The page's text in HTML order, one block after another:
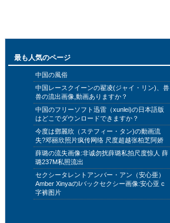
最も人気のページ
中国の風俗
中国レースクイーンの翟凌(ジャイ・リン)、兽
兽の流出画像,動画ありますか？
中国のフリーソフト迅雷（xunlei)の日本語版
はどこでダウンロードできますか？
今度は鄧麗欣（ステフィー・タン)の動画流
失?邓丽欣照片疯传网络 尺度超越张柏芝阿娇
薛璐の流失画像:非诚勿扰薛璐私拍尺度惊人 薛
璐237M私照流出
セクシータレントアンバー・アン（安心亜）
Amber XinyaのIバックセクシー画像:安心亚 c
字裤图片